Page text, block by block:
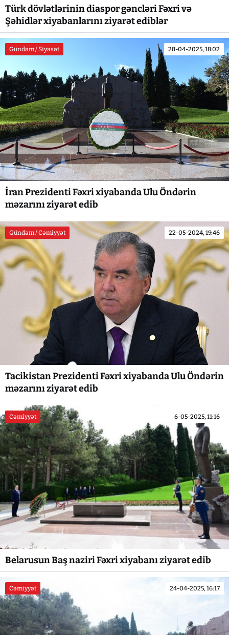
Türk dövlətlərinin diaspor gəncləri Fəxri və
Şəhidlər xiyabanlarını ziyarət ediblər
Gündəm / Siyasət 28-04-2025, 18:02
İran Prezidenti Fəxri xiyabanda Ulu Öndərin
məzarını ziyarət edib
Gündəm / Cəmiyyət 22-05-2024, 19:46
Tacikistan Prezidenti Fəxri xiyabanda Ulu Öndərin
məzarını ziyarət edib
Cəmiyyət 6-05-2025, 11:16
Belarusun Baş naziri Fəxri xiyabanı ziyarət edib
Cəmiyyət 24-04-2025, 16:17